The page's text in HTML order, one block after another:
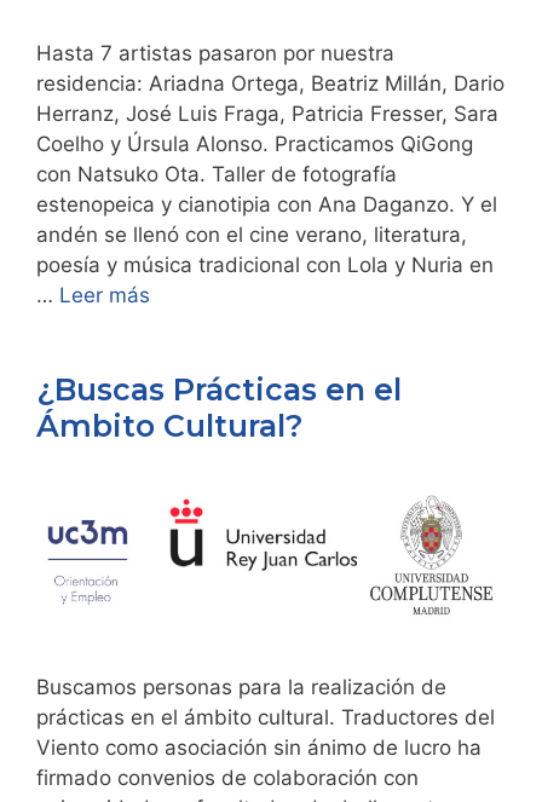
Hasta 7 artistas pasaron por nuestra
residencia: Ariadna Ortega, Beatriz Millán, Dario
Herranz, José Luis Fraga, Patricia Fresser, Sara
Coelho y Úrsula Alonso. Practicamos QiGong
con Natsuko Ota. Taller de fotografía
estenopeica y cianotipia con Ana Daganzo. Y el
andén se llenó con el cine verano, literatura,
poesía y música tradicional con Lola y Nuria en
… Leer más
¿Buscas Prácticas en el
Ámbito Cultural?
Buscamos personas para la realización de
prácticas en el ámbito cultural. Traductores del
Viento como asociación sin ánimo de lucro ha
firmado convenios de colaboración con